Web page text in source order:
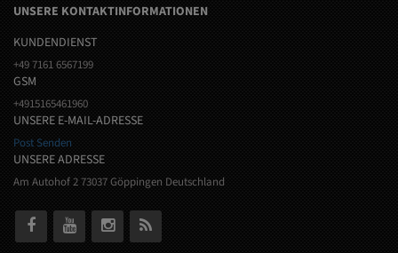
UNSERE KONTAKTINFORMATIONEN
KUNDENDIENST
+49 7161 6567199
GSM
+4915165461960
UNSERE E-MAIL-ADRESSE
Post Senden
UNSERE ADRESSE
Am Autohof 2 73037 Göppingen Deutschland